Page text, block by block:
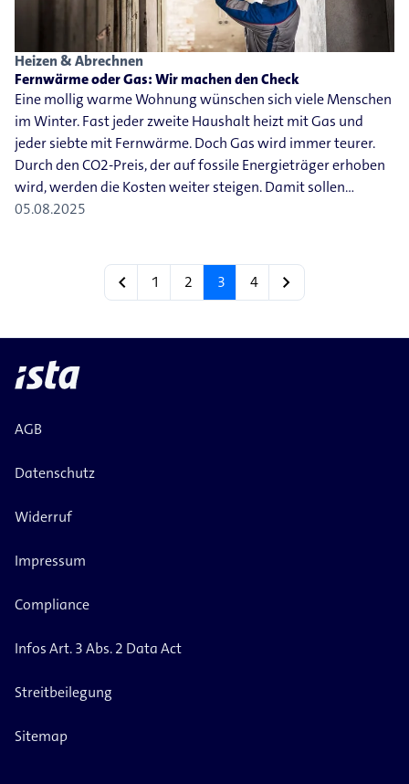
Heizen & Abrechnen
Fernwärme oder Gas: Wir machen den Check
Eine mollig warme Wohnung wünschen sich viele Menschen
im Winter. Fast jeder zweite Haushalt heizt mit Gas und
jeder siebte mit Fernwärme. Doch Gas wird immer teurer.
Durch den CO2-Preis, der auf fossile Energieträger erhoben
wird, werden die Kosten weiter steigen. Damit sollen…
05.08.2025
chevron_left 1 2 3 4 chevron_right
AGB
Datenschutz
Widerruf
Impressum
Compliance
Infos Art. 3 Abs. 2 Data Act
Streitbeilegung
Sitemap